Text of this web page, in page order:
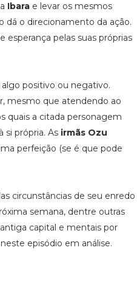
Ibara e levar os mesmos
o direcionamento da ação.
pelas suas próprias
algo positivo ou negativo.
mesmo que atendendo ao
quais a citada personagem
própria. As irmãs Ozu
perfeição (se é que pode
circunstâncias de seu enredo
semana, dentre outras
capital e mentais por
episódio em análise.